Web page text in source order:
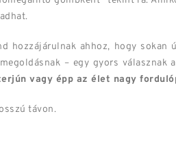
ahhoz, hogy sokan
– egy gyors válasznak
vagy épp az élet nagy
távon.